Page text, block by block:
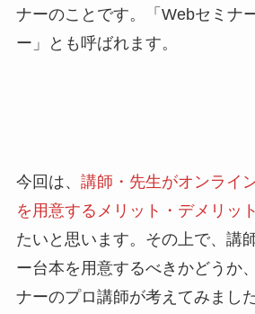
ナーのことです。「Webセミナ
ー」とも呼ばれます。
今回は、 講師・先生がオンライ
を用意するメリット・デメリット
たいと思います。その上で、講
ー台本を用意するべきかどうか
ナーのプロ講師が考えてみました